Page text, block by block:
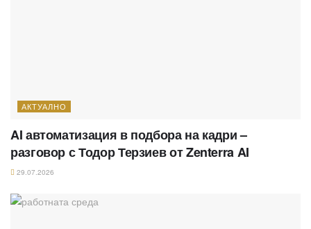
АКТУАЛНО
AI автоматизация в подбора на кадри –
разговор с Тодор Терзиев от Zenterra AI
29.07.2026